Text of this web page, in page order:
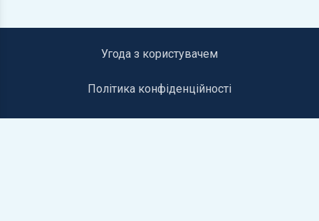
Угода з користувачем
Політика конфіденційності